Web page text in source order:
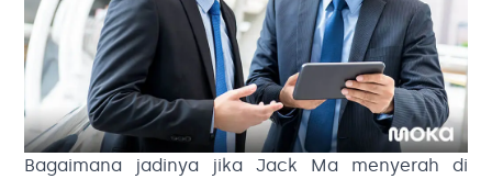
Bagaimana jadinya jika Jack Ma menyerah di